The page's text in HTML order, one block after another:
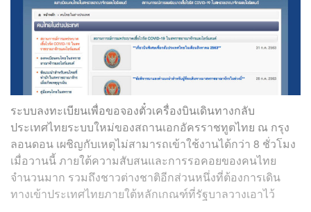
ระบบลงทะเบียนเพื่อขอจองตั๋วเครื่องบินเดินทางกลับ
ประเทศไทยระบบใหม่ของสถานเอกอัครราชทูตไทย ณ กรุง
ลอนดอน เผชิญกับเหตุไม่สามารถเข้าใช้งานได้กว่า 8 ชั่วโมง
เมื่อวานนี้ ภายใต้ความสับสนและการรอคอยของคนไทย
จำนวนมาก รวมถึงชาวต่างชาติอีกส่วนหนึ่งที่ต้องการเดิน
ทางเข้าประเทศไทยภายใต้หลักเกณฑ์ที่รัฐบาลวางเอาไว้